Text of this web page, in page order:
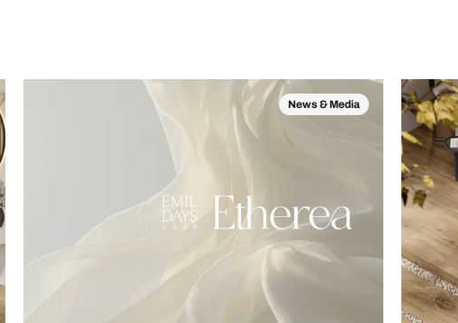
News & Media